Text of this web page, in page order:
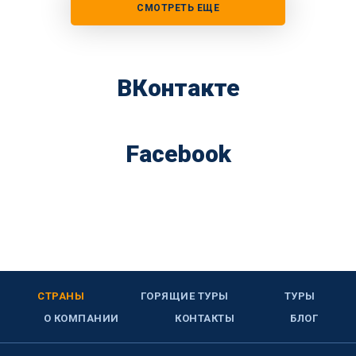
СМОТРЕТЬ ЕЩЕ
ВКонтакте
Facebook
СТРАНЫ ГОРЯЩИЕ ТУРЫ
ТУРЫ
О КОМПАНИИ
КОНТАКТЫ БЛОГ